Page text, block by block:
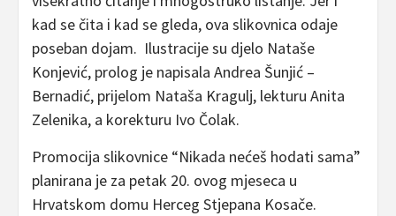
kad se čita i kad se gleda, ova slikovnica odaje
poseban dojam. Ilustracije su djelo Nataše
Konjević, prolog je napisala Andrea Šunjić –
Bernadić, prijelom Nataša Kragulj, lekturu Anita
Zelenika, a korekturu Ivo Čolak.
Promocija slikovnice “Nikada nećeš hodati sama”
planirana je za petak 20. ovog mjeseca u
Hrvatskom domu Herceg Stjepana Kosače.